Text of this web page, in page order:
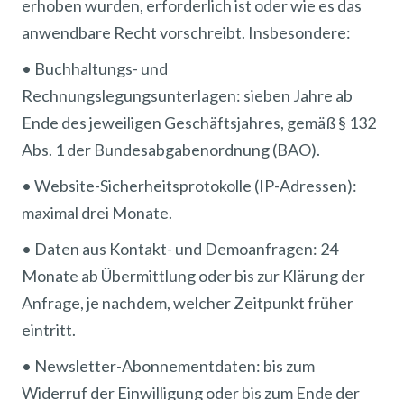
erhoben wurden, erforderlich ist oder wie es das
anwendbare Recht vorschreibt. Insbesondere:
• Buchhaltungs- und
Rechnungslegungsunterlagen: sieben Jahre ab
Ende des jeweiligen Geschäftsjahres, gemäß § 132
Abs. 1 der Bundesabgabenordnung (BAO).
• Website-Sicherheitsprotokolle (IP-Adressen):
maximal drei Monate.
• Daten aus Kontakt- und Demoanfragen: 24
Monate ab Übermittlung oder bis zur Klärung der
Anfrage, je nachdem, welcher Zeitpunkt früher
eintritt.
• Newsletter-Abonnementdaten: bis zum
Widerruf der Einwilligung oder bis zum Ende der